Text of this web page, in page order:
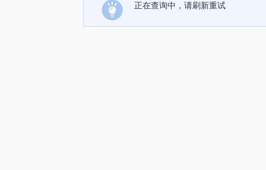
正在查询中，请刷新重试